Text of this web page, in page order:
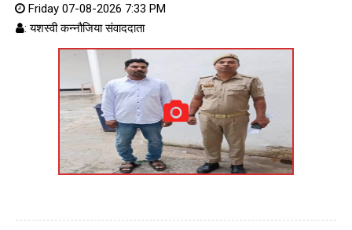
Friday 07-08-2026 7:33 PM
: यशस्वी कन्नौजिया संवाददाता